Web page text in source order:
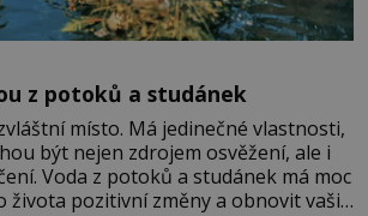
z potoků a studánek
místo. Má jedinečné vlastnosti,
být nejen zdrojem osvěžení, ale i
Voda z potoků a studánek má moc
života pozitivní změny a obnovit vaši